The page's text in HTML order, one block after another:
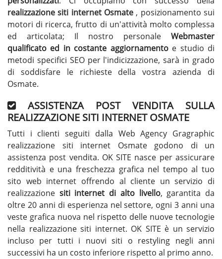
realizzazione siti internet Osmate , posizionamento sui
motori di ricerca, frutto di un'attività molto complessa
ed articolata; Il nostro personale Webmaster
qualificato ed in costante aggiornamentoe studio di
metodi specifici SEO per l'indicizzazione, sarà in grado
di soddisfare le richieste della vostra azienda di
Osmate.
ASSISTENZA POST VENDITA SULLA
REALIZZAZIONE SITI INTERNET OSMATE
Tutti i clienti seguiti dalla Web Agency Gragraphic
realizzazione siti internet Osmate godono di un
assistenza post vendita. OK SITE nasce per assicurare
redditività e una freschezza grafica nel tempo al tuo
sito web internet offrendo al cliente un servizio di
realizzazione siti internet di alto livello, garantita da
oltre 20 anni di esperienza nel settore, ogni 3 anni una
veste grafica nuova nel rispetto delle nuove tecnologie
nella realizzazione siti internet. OK SITE è un servizio
incluso per tutti i nuovi siti o restyling negli anni
successivi ha un costo inferiore rispetto al primo anno.